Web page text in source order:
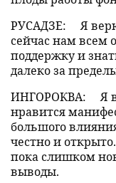
РУСАДЗЕ:
Я
сейчас нам всем
поддержку и
далеко за
ИНГОРОКВА:
Я
нравится
большого
честно и
пока слишком
выводы.